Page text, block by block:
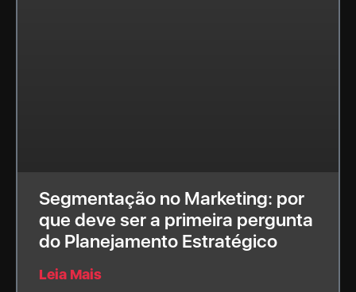
Segmentação no Marketing: por
que deve ser a primeira pergunta
do Planejamento Estratégico
Leia Mais